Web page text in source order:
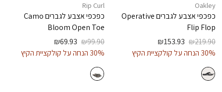
Oakley
כפכפי אצבע לגבריםOperative
Flip Flop
₪219.90
₪153.93
30% הנחה על קולקציית הקיץ
Rip Curl
כפכפי אצבע לגבריםCamo
Bloom Open Toe
₪99.90
₪69.93
30% הנחה על קולקציית הקיץ